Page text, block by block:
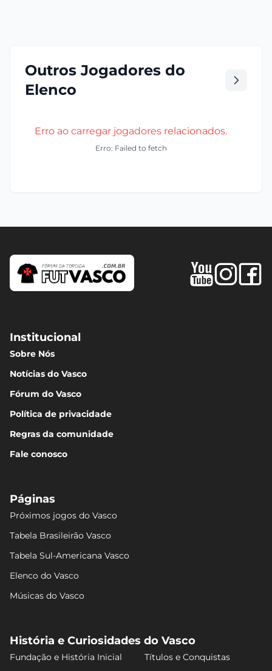
Outros Jogadores do
Elenco
Erro ao carregar jogadores relacionados.
Erro: Failed to fetch
Institucional
Sobre Nós
Notícias do Vasco
Fórum do Vasco
Política de privacidade
Regras da comunidade
Fale conosco
Páginas
Próximos jogos do Vasco
Tabela Brasileirão Vasco
Tabela Sul-Americana Vasco
Elenco do Vasco
Músicas do Vasco
História e Curiosidades do Vasco
Fundação e História Inicial
Títulos e Conquistas